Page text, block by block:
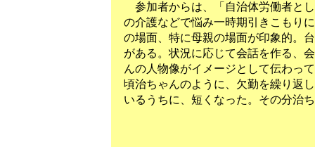
参加者からは、「自治体労働者と
の介護などで悩み一時期引きこもり
の場面、特に母親の場面が印象的。
がある。状況に応じて会話を作る、
んの人物像がイメージとして伝わっ
頃治ちゃんのように、欠勤を繰り返
いるうちに、短くなった。その分治